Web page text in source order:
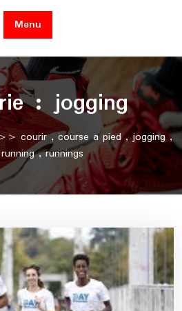
Menu
:jogging
courir,course a pied,jogging,
running,runnings